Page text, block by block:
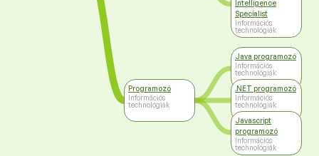
Programozó
Információs
technológiák
Intelligence
Specialist
Információs
technológiák
Java programozó
Információs
technológiák
.NET programozó
Információs
technológiák
Javascript
programozó
Információs
technológiák